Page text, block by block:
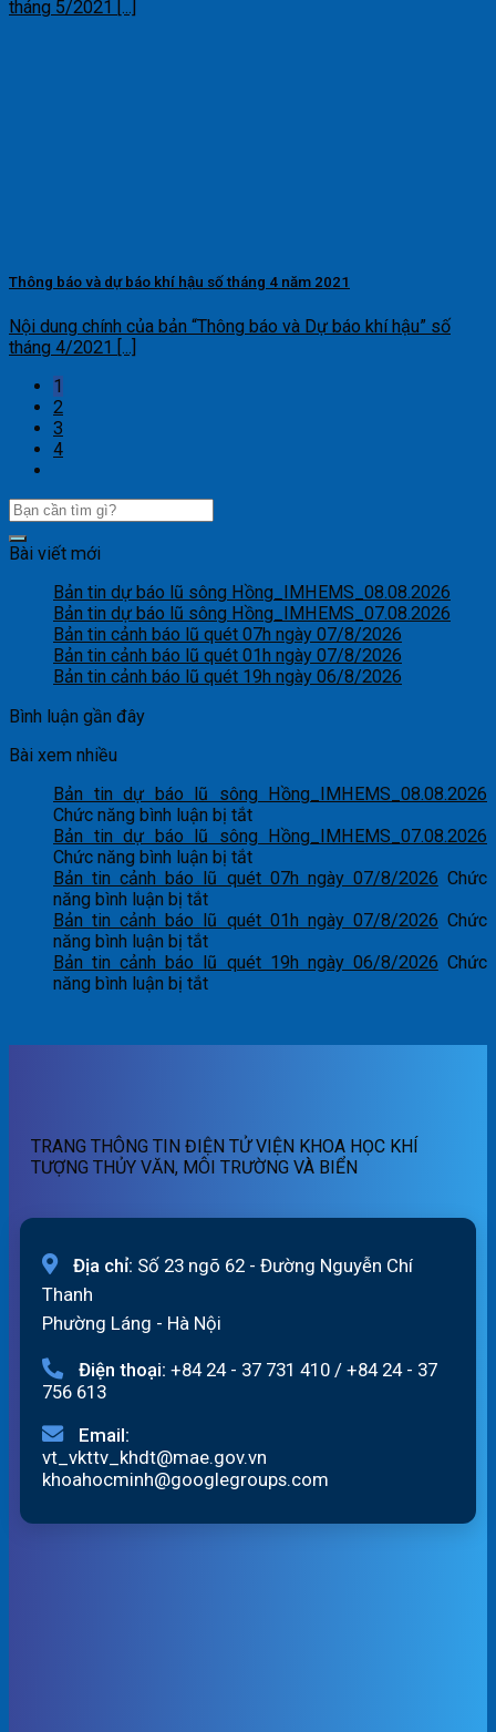
tháng 5/2021 [...]
Thông báo và dự báo khí hậu số tháng 4 năm 2021
Nội dung chính của bản “Thông báo và Dự báo khí hậu” số
tháng 4/2021 [...]
1
2
3
4
Bài viết mới
Bản tin dự báo lũ sông Hồng_IMHEMS_08.08.2026
Bản tin dự báo lũ sông Hồng_IMHEMS_07.08.2026
Bản tin cảnh báo lũ quét 07h ngày 07/8/2026
Bản tin cảnh báo lũ quét 01h ngày 07/8/2026
Bản tin cảnh báo lũ quét 19h ngày 06/8/2026
Bình luận gần đây
Bài xem nhiều
Bản tin dự báo lũ sông Hồng_IMHEMS_08.08.2026
Chức năng bình luận bị tắtở
Bản
tin
dự
lũ
Hồng_IMHEMS_08.08.2026
Bản tin dự báo lũ sông Hồng_IMHEMS_07.08.2026
Chức năng bình luận bị tắtở
Bản
dự
lũ
Bản tin cảnh báo lũ quét 07h ngày 07/8/2026 Chức
năng bình luận bị tắtở
Bản
tin
cảnh
báo
07h
Bản tin cảnh báo lũ quét 01h ngày 07/8/2026 Chức
năng bình luận bị tắtở
Bản
tin
lũ
07/8/2026
Bản tin cảnh báo lũ quét 19h ngày 06/8/2026 Chức
năng bình luận bị tắtở
cảnh
ngày
06/8/2026
TRANG THÔNG TIN ĐIỆN TỬ VIỆN KHOA HỌC KHÍ
TƯỢNG THỦY VĂN, MÔI TRƯỜNG VÀ BIỂN
Địa chỉ: Số 23 ngõ 62 - Đường Nguyễn Chí
Thanh
Phường Láng - Hà Nội
Điện thoại: +84 24 - 37 731 410 / +84 24 - 37
756 613
Email:
vt_vkttv_khdt@mae.gov.vn
khoahocminh@googlegroups.com